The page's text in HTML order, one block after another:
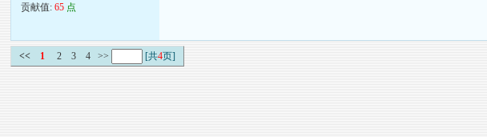
贡献值:65 点
<< 1 2 3 4 >> [共4页]